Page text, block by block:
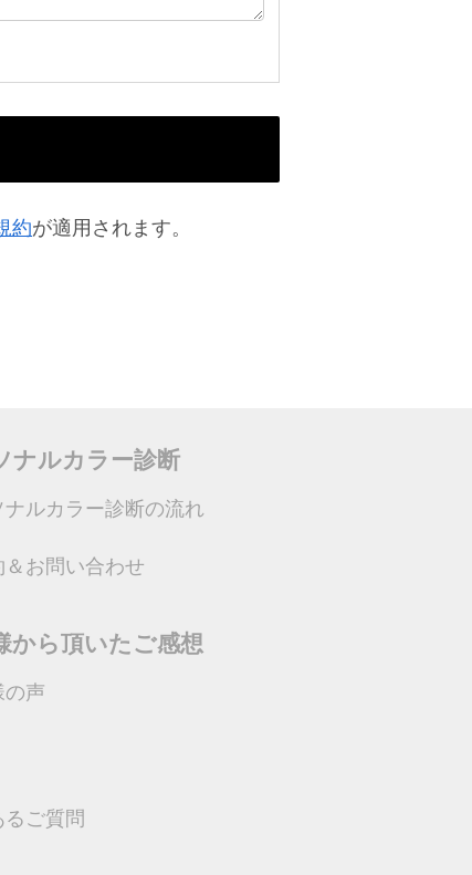
約が適用されます。
ナルカラー診断
ナルカラー診断の流れ
＆お問い合わせ
から頂いたご感想
の声
るご質問